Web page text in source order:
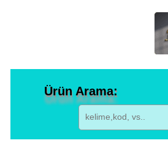
Ürün Arama: